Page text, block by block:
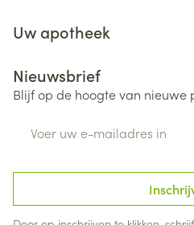
Uw apotheek
Nieuwsbrief
Blijf op de hoogte van nieuwe